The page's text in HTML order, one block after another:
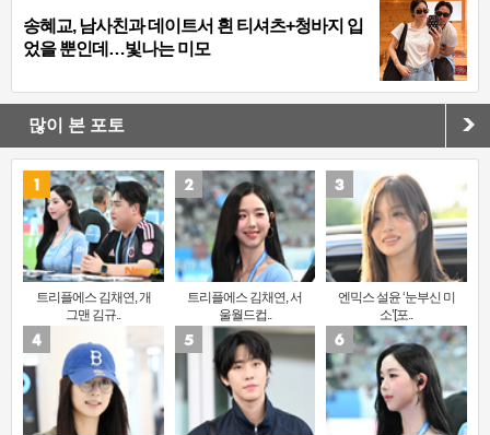
송혜교, 남사친과 데이트서 흰 티셔츠+청바지 입
었을 뿐인데…빛나는 미모
많이 본 포토
트리플에스 김채연, 개
그맨 김규..
트리플에스 김채연, 서
울월드컵..
엔믹스 설윤 ‘눈부신 미
소’[포..